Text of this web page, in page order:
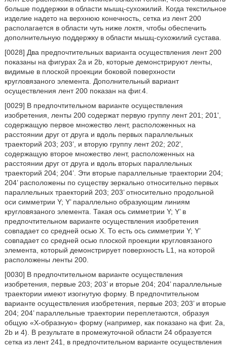
больше поддержки в области мышц-сухожилий. Когда текстильное
изделие надето на верхнюю конечность, сетка из лент 200
располагается в области чуть ниже локтя, чтобы обеспечить
дополнительную поддержку в области мышц-сухожилий сустава.
[0028] Два предпочтительных варианта осуществления лент 200
показаны на фигурах 2а и 2b, которые демонстрируют ленты,
видимые в плоской проекции боковой поверхности
кругловязаного элемента. Дополнительный вариант
осуществления лент 200 показан на фиг.4.
[0029] В предпочтительном варианте осуществления
изобретения, ленты 200 содержат первую группу лент 201; 201',
содержащую первое множество лент, расположенных на
расстоянии друг от друга и вдоль первых параллельных
траекторий 203; 203’, и вторую группу лент 202; 202',
содержащую второе множество лент, расположенных на
расстоянии друг от друга и вдоль вторых параллельных
траекторий 204; 204’. Эти вторые параллельные траектории 204;
204’ расположены по существу зеркально относительно первых
параллельных траекторий 203; 203’ относительно продольной
оси симметрии Y; Y’ параллельно образующим линиям
кругловязаного элемента. Такая ось симметрии Y; Y’ в
предпочтительном варианте осуществления изобретения
совпадает со средней осью X. То есть ось симметрии Y; Y’
совпадает со средней осью плоской проекции кругловязаного
элемента, который демонстрирует поверхность L1, на которой
расположены ленты 200.
[0030] В предпочтительном варианте осуществления
изобретения, первые 203; 203’ и вторые 204; 204’ параллельные
траектории имеют изогнутую форму. В предпочтительном
варианте осуществления изобретения, первые 203; 203’ и вторые
204; 204’ параллельные траектории переплетаются, образуя
общую «Х-образную» форму (например, как показано на фиг. 2а,
2b и 4). В результате в промежуточной области 24 образуется
сетка из лент 241, в предпочтительном варианте осуществления